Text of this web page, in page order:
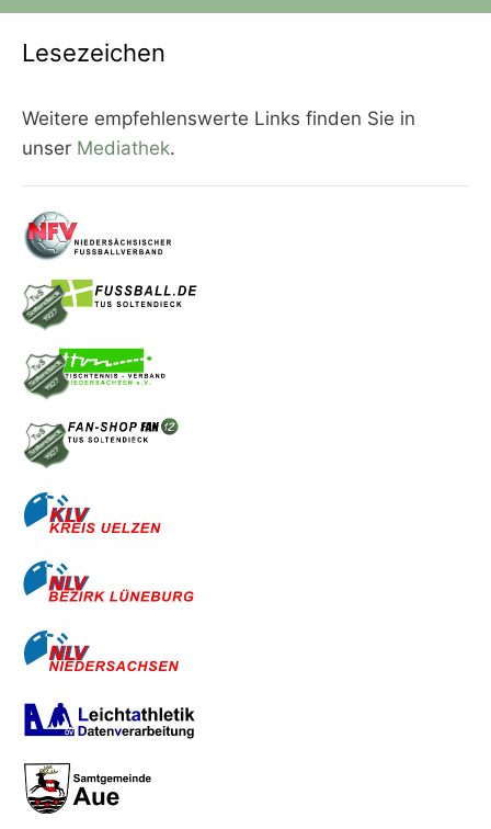
Lesezeichen
Weitere empfehlenswerte Links finden Sie in
unser Mediathek.